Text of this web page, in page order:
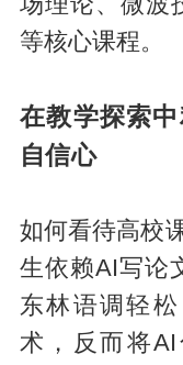
等核心课程。
在教学探索
自信心
如何看待高校
生依赖AI写论
东林语调轻
术，反而将